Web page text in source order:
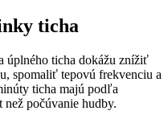
ticha
úplného ticha dokážu znížiť
spomaliť tepovú frekvenciu a
ticha majú podľa
počúvanie hudby.